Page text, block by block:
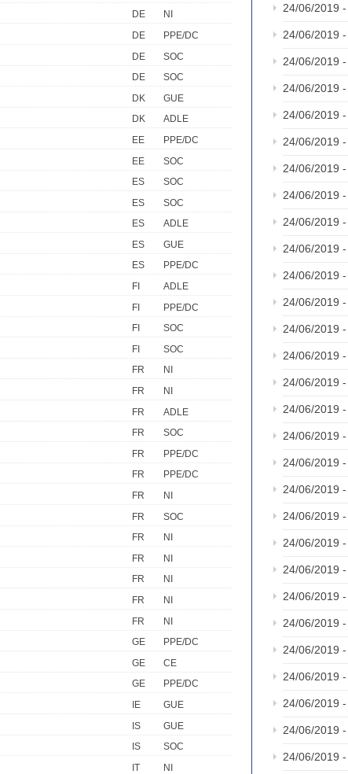
DE
NI
DE
PPE/DC
DE
SOC
DE
SOC
DK
GUE
DK
ADLE
EE
PPE/DC
EE
SOC
ES
SOC
ES
SOC
ES
ADLE
ES
GUE
ES
PPE/DC
FI
ADLE
FI
PPE/DC
FI
SOC
FI
SOC
FR
NI
FR
NI
FR
ADLE
FR
SOC
FR
PPE/DC
FR
PPE/DC
FR
NI
FR
SOC
FR
NI
FR
NI
FR
NI
FR
NI
FR
NI
GE
PPE/DC
GE
CE
GE
PPE/DC
IE
GUE
IS
GUE
IS
SOC
IT
NI
24/06/2019 -
24/06/2019 -
24/06/2019 -
24/06/2019 -
24/06/2019 -
24/06/2019 -
24/06/2019 -
24/06/2019 -
24/06/2019 -
24/06/2019 -
24/06/2019 -
24/06/2019 -
24/06/2019 -
24/06/2019 -
24/06/2019 -
24/06/2019 -
24/06/2019 -
24/06/2019 -
24/06/2019 -
24/06/2019 -
24/06/2019 -
24/06/2019 -
24/06/2019 -
24/06/2019 -
24/06/2019 -
24/06/2019 -
24/06/2019 -
24/06/2019 -
24/06/2019 -